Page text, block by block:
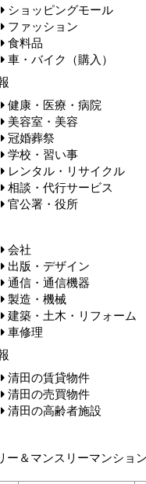
ショッピングモール
ファッション
食料品
車・バイク（購入）
健康・医療・病院
美容室・美容
冠婚葬祭
学校・習い事
レンタル・リサイクル
相談・代行サービス
官公署・役所
会社
出版・デザイン
通信・通信機器
製造・機械
建築・土木・リフォーム
車修理
清田の賃貸物件
清田の売買物件
清田の高齢者施設
ー＆マンスリーマンショ